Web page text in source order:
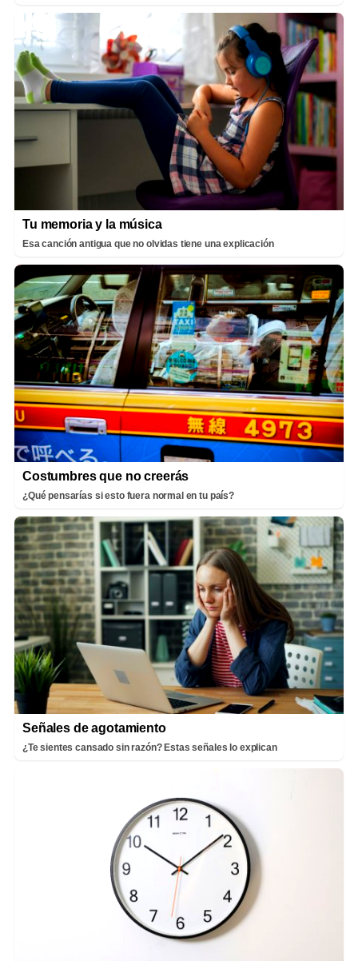
Tu memoria y la música
Esa canción antigua que no olvidas tiene una explicación
Costumbres que no creerás
¿Qué pensarías si esto fuera normal en tu país?
Señales de agotamiento
¿Te sientes cansado sin razón? Estas señales lo explican